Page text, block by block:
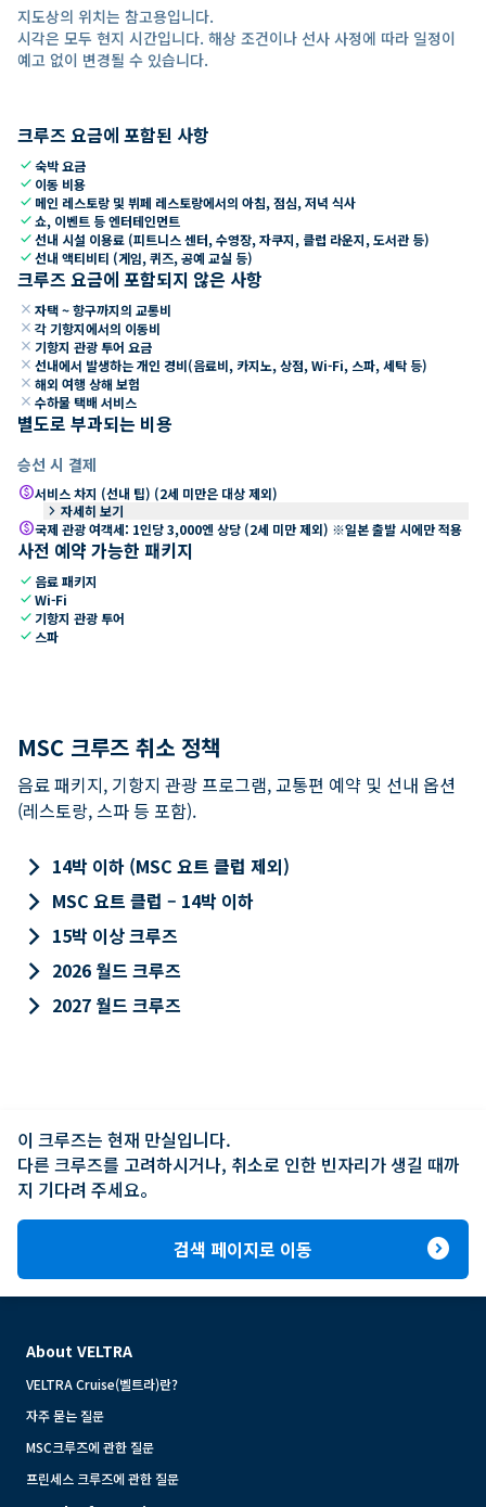
지도상의 위치는 참고용입니다.
시각은 모두 현지 시간입니다. 해상 조건이나 선사 사정에 따라 일정이
예고 없이 변경될 수 있습니다.
크루즈 요금에 포함된 사항
check숙박 요금
check 이동 비용
check 메인 레스토랑 및 뷔페 레스토랑에서의 아침, 점심, 저녁 식사
check쇼, 이벤트 등 엔터테인먼트
check선내 시설 이용료 (피트니스 센터, 수영장, 자쿠지, 클럽 라운지, 도서관 등)
check선내 액티비티 (게임, 퀴즈, 공예 교실 등)
크루즈 요금에 포함되지 않은 사항
close 자택 ~ 항구까지의 교통비
close 각 기항지에서의 이동비
close 기항지 관광 투어 요금
close 선내에서 발생하는 개인 경비(음료비, 카지노, 상점, Wi-Fi, 스파, 세탁 등)
close 해외 여행 상해 보험
close 수하물 택배 서비스
별도로 부과되는 비용
승선 시 결제
paid서비스 차지 (선내 팁) (2세 미만은 대상 제외)
keyboard_arrow_right 자세히 보기
paid국제 관광 여객세: 1인당 3,000엔 상당 (2세 미만 제외) ※일본 출발 시에만 적용
사전 예약 가능한 패키지
check 음료 패키지
checkWi-Fi
check 기항지 관광 투어
check 스파
MSC 크루즈 취소 정책
음료 패키지, 기항지 관광 프로그램, 교통편 예약 및 선내 옵션
(레스토랑, 스파 등 포함).
keyboard_arrow_right 14박 이하 (MSC 요트 클럽 제외)
keyboard_arrow_right MSC 요트 클럽 – 14박 이하
keyboard_arrow_right 15박 이상 크루즈
keyboard_arrow_right 2026 월드 크루즈
keyboard_arrow_right 2027 월드 크루즈
이 크루즈는 현재 만실입니다.
다른 크루즈를 고려하시거나, 취소로 인한 빈자리가 생길 때까
지 기다려 주세요。
검색 페이지로 이동 expand_circle_right
About VELTRA
VELTRA Cruise(벨트라)란?
자주 묻는 질문
MSC크루즈에 관한 질문
프린세스 크루즈에 관한 질문